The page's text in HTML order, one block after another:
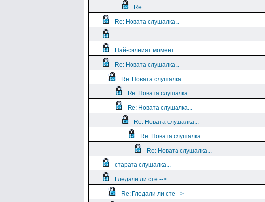
Re: ...
Re: Новата слушалка...
...
Най-силният момент......
Re: Новата слушалка...
Re: Новата слушалка...
Re: Новата слушалка...
Re: Новата слушалка...
Re: Новата слушалка...
Re: Новата слушалка...
Re: Новата слушалка...
старата слушалка...
Гледали ли сте -->
Re: Гледали ли сте -->